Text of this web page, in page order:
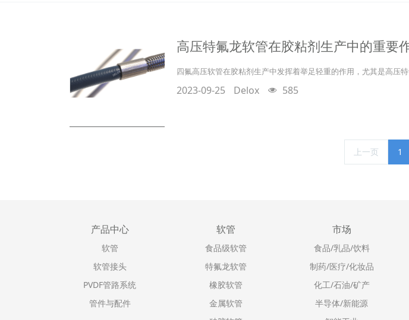
高压特氟龙软管在胶粘剂生产中的重要
四氟高压软管在胶粘剂生产中发挥着举足轻重的作用，尤其是高压
2023-09-25 Delox 585
上一页 1
产品中心
软管
软管接头
PVDF管路系统
管件与配件
软管
食品级软管
特氟龙软管
橡胶软管
金属软管
市场
食品/乳品/饮料
制药/医疗/化妆品
化工/石油/矿产
半导体/新能源